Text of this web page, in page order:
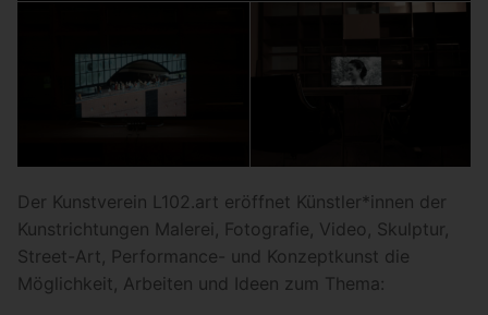
Der Kunstverein L102.art eröffnet Künstler*innen der
Kunstrichtungen Malerei, Fotografie, Video, Skulptur,
Street-Art, Performance- und Konzeptkunst die
Möglichkeit, Arbeiten und Ideen zum Thema: